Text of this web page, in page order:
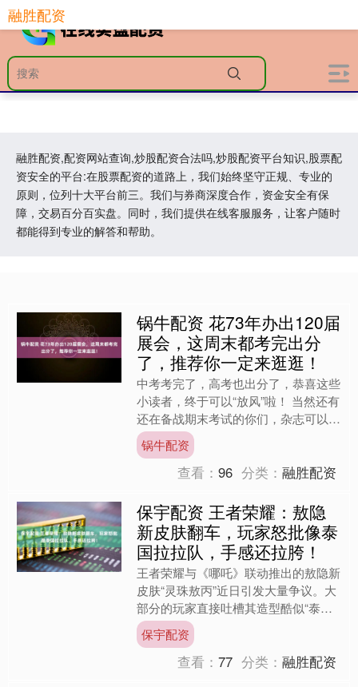
融胜配资,配资网站查询,炒股配资合法吗,炒股配资平台知识,股票配
资安全的平台:在股票配资的道路上，我们始终坚守正规、专业的
原则，位列十大平台前三。我们与券商深度合作，资金安全有保
障，交易百分百实盘。同时，我们提供在线客服服务，让客户随时
都能得到专业的解答和帮助。
融胜配资
锅牛配资 花73年办出120届
展会，这周末都考完出分
了，推荐你一定来逛逛！
中考考完了，高考也出分了，恭喜这些
小读者，终于可以“放风”啦！ 当然还有
还在备战期末考试的你们，杂志可以先
存起来回头慢慢看，如果复习累了，拿
起来翻几页放松一下，....
锅牛配资
查看：96 分类：融胜配资
保宇配资 王者荣耀：敖隐
新皮肤翻车，玩家怒批像泰
国拉拉队，手感还拉胯！
王者荣耀与《哪吒》联动推出的敖隐新
皮肤“灵珠敖丙”近日引发大量争议。大
部分的玩家直接吐槽其造型酷似“泰国
拉拉队”，另有少部分的玩家直言手感
还不如原皮，少部分中立....
保宇配资
查看：77 分类：融胜配资